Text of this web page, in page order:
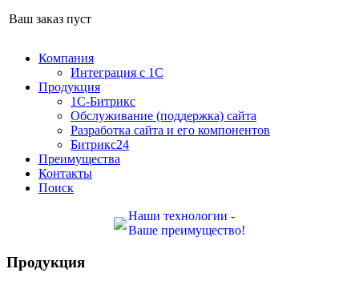
Ваш заказ пуст
Компания
Интеграция с 1С
Продукция
1С-Битрикс
Обслуживание (поддержка) сайта
Разработка сайта и его компонентов
Битрикс24
Преимущества
Контакты
Поиск
Наши технологии -
Ваше преимущество!
Продукция